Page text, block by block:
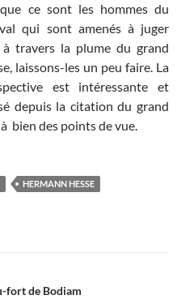
ce sont les hommes du
qui sont amenés à juger
travers la plume du grand
laissons-les un peu faire. La
est intéressante et
depuis la citation du grand
bien des points de vue.
HERMANN HESSE
fort de Bodiam